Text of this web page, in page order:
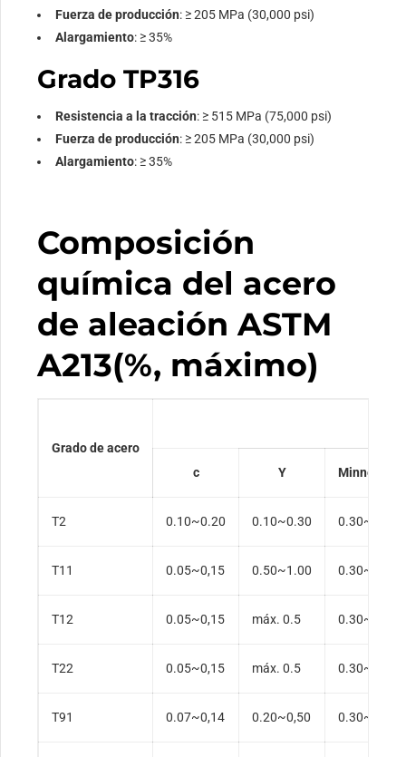
Fuerza de producción: ≥ 205 MPa (30,000 psi)
Alargamiento: ≥ 35%
Grado TP316
Resistencia a la tracción: ≥ 515 MPa (75,000 psi)
Fuerza de producción: ≥ 205 MPa (30,000 psi)
Alargamiento: ≥ 35%
Composición
química del acero
de aleación ASTM
A213(%, máximo)
Grado de acero
c
Y Minnesota
T2 0.10~0.20 0.10~0.30 0.30~0,61
T11 0.05~0,15 0.50~1.00 0.30~0,60
T12 0.05~0,15 máx. 0.5 0.30~0,61
T22 0.05~0,15 máx. 0.5 0.30~0,60
T91 0.07~0,14 0.20~0,50 0.30~0,60